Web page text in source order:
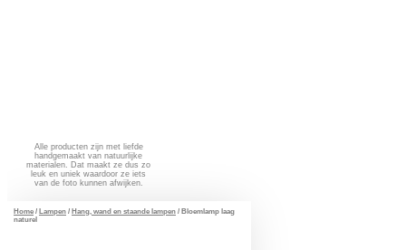
Alle producten zijn met liefde
handgemaakt van natuurlijke
materialen. Dat maakt ze dus zo
leuk en uniek waardoor ze iets
van de foto kunnen afwijken.
Home / Lampen / Hang, wand en staande lampen / Bloemlamp laag
naturel